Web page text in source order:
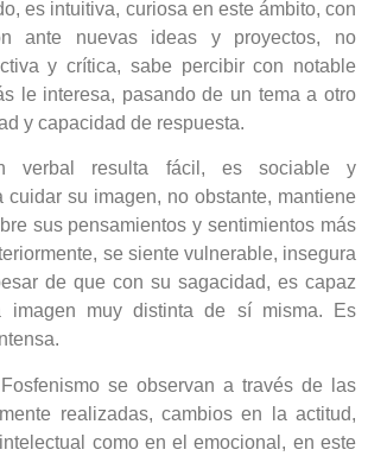
es intuitiva, curiosa en este ámbito, con
ante nuevas ideas y proyectos, no
y crítica, sabe percibir con notable
le interesa, pasando de un tema a otro
y capacidad de respuesta.
verbal resulta fácil, es sociable y
cuidar su imagen, no obstante, mantiene
sus pensamientos y sentimientos más
se siente vulnerable, insegura
de que con su sagacidad, es capaz
imagen muy distinta de sí misma. Es
se observan a través de las
realizadas, cambios en la actitud,
como en el emocional, en este